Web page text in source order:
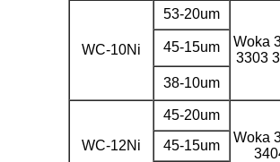
WC-10Ni
53-20um
Woka
3303
45-15um
38-10um
WC-12Ni
45-20um
Woka
45-15um